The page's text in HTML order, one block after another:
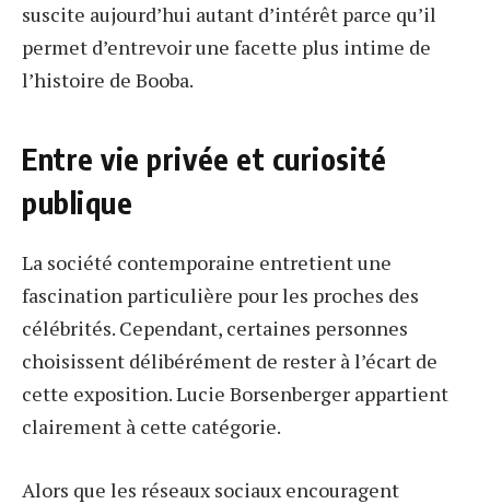
suscite aujourd’hui autant d’intérêt parce qu’il
permet d’entrevoir une facette plus intime de
l’histoire de Booba.
Entre vie privée et curiosité
publique
La société contemporaine entretient une
fascination particulière pour les proches des
célébrités. Cependant, certaines personnes
choisissent délibérément de rester à l’écart de
cette exposition. Lucie Borsenberger appartient
clairement à cette catégorie.
Alors que les réseaux sociaux encouragent